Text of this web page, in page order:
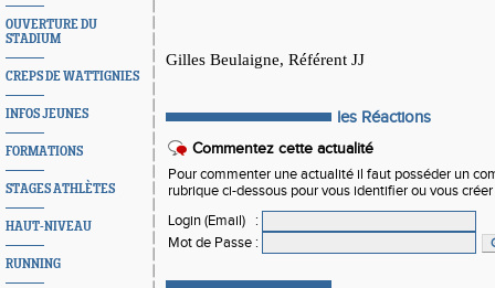
OUVERTURE DU
STADIUM
CREPS DE WATTIGNIES
INFOS JEUNES
FORMATIONS
STAGES ATHLÈTES
HAUT-NIVEAU
RUNNING
Gilles Beulaigne, Référent JJ
les Réactions
Commentez cette actualité
Pour commenter une actualité il faut posséder un
rubrique ci-dessous pour vous identifier ou vous
Login (Email)
:
Mot de Passe :